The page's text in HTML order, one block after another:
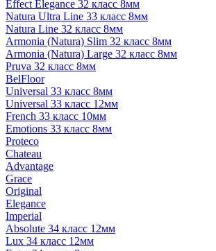
Effect Elegance 32 класс 8мм
Natura Ultra Line 33 класс 8мм
Natura Line 32 класс 8мм
Armonia (Natura) Slim 32 класс 8мм
Armonia (Natura) Large 32 класс 8мм
Pruva 32 класс 8мм
BelFloor
Universal 33 класс 8мм
Universal 33 класс 12мм
French 33 класс 10мм
Emotions 33 класс 8мм
Proteco
Chateau
Advantage
Grace
Original
Elegance
Imperial
Absolute 34 класс 12мм
Lux 34 класс 12мм